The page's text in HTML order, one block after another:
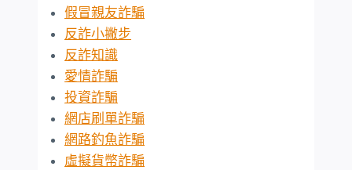
假冒親友詐騙
反詐小撇步
反詐知識
愛情詐騙
投資詐騙
網店刷單詐騙
網路釣魚詐騙
虛擬貨幣詐騙